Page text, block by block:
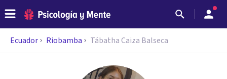
Ecuador Riobamba Tábatha Caiza Balseca